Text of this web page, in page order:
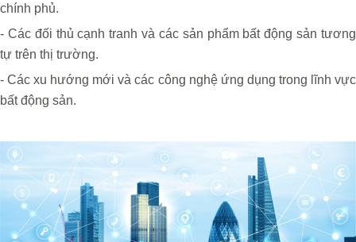
chính phủ.
- Các đối thủ cạnh tranh và các sản phẩm bất động sản tương
tự trên thị trường.
- Các xu hướng mới và các công nghệ ứng dụng trong lĩnh vực
bất động sản.